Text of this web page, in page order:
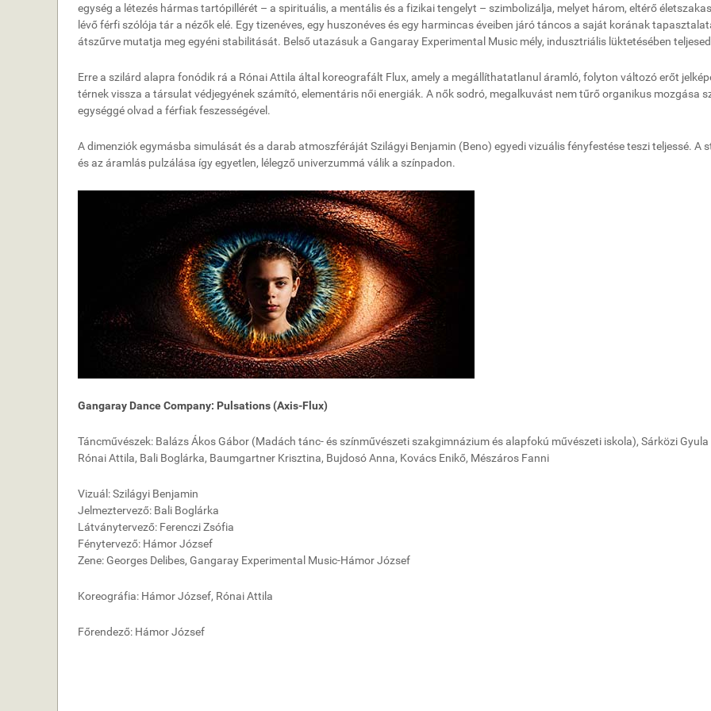
egység a létezés hármas tartópillérét – a spirituális, a mentális és a fizikai tengelyt – szimbolizálja, melyet három, eltérő
lévő férfi szólója tár a nézők elé. Egy tizenéves, egy huszonéves és egy harmincas éveiben járó táncos a saját korának
átszűrve mutatja meg egyéni stabilitását. Belső utazásuk a Gangaray Experimental Music mély, indusztriális lüktetésében
Erre a szilárd alapra fonódik rá a Rónai Attila által koreografált Flux, amely a megállíthatatlanul áramló, folyton változó erőt
térnek vissza a társulat védjegyének számító, elementáris női energiák. A nők sodró, megalkuvást nem tűrő organikus mozgása
egységgé olvad a férfiak feszességével.
A dimenziók egymásba simulását és a darab atmoszféráját Szilágyi Benjamin (Beno) egyedi vizuális fényfestése teszi teljessé. A
és az áramlás pulzálása így egyetlen, lélegző univerzummá válik a színpadon.
Gangaray Dance Company: Pulsations (Axis-Flux)
Táncművészek: Balázs Ákos Gábor (Madách tánc- és színművészeti szakgimnázium és alapfokú művészeti iskola), Sárközi
Rónai Attila, Bali Boglárka, Baumgartner Krisztina, Bujdosó Anna, Kovács Enikő, Mészáros Fanni
Vizuál: Szilágyi Benjamin
Jelmeztervező: Bali Boglárka
Látványtervező: Ferenczi Zsófia
Fénytervező: Hámor József
Zene: Georges Delibes, Gangaray Experimental Music-Hámor József
Koreográfia: Hámor József, Rónai Attila
Főrendező: Hámor József